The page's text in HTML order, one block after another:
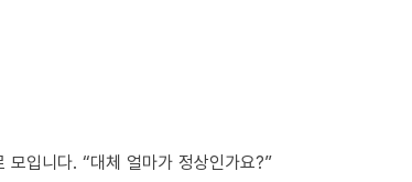
입니다. “대체 얼마가 정상인가요?”